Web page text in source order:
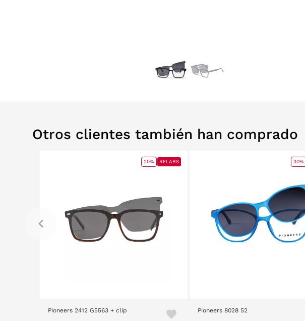
Otros clientes también han comprado
Pioneers 2412 G5563 + clip
20% RELABS
Pioneers 8028 52
30%